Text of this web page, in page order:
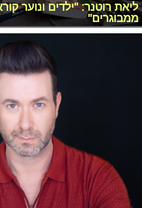
ליאת רוטנר: "ילדים ונוער
ממבוגרים"